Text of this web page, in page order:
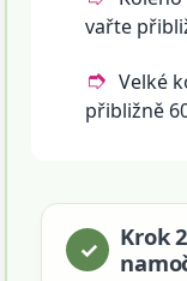
vařte
Velké
přibližně
Krok